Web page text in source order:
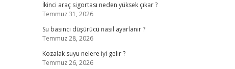
İkinci araç sigortası neden yüksek çıkar ?
Temmuz 31, 2026
Su basıncı düşürücü nasıl ayarlanır ?
Temmuz 28, 2026
Kozalak suyu nelere iyi gelir ?
Temmuz 26, 2026